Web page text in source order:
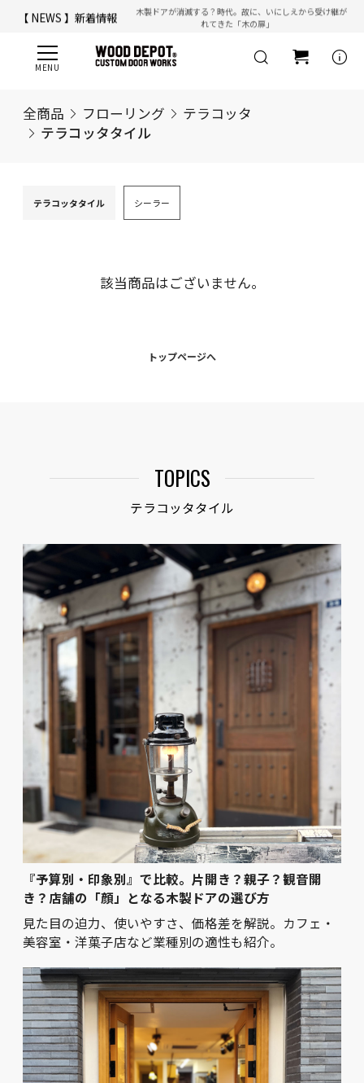
【 NEWS 】新着情報
木製ドアが消滅する？時代。故に、いにしえから受け継が
れてきた「木の扉」
【 ☎ 】コールセンター「安心お電話サポート」： 077-537-3901info
全商品 フローリング
テラコッタ
テラコッタタイル
テラコッタタイル シーラー
該当商品はございません。
トップページへ
TOPICS
テラコッタタイル
『予算別・印象別』で比較。片開き？親子？観音開
き？店舗の「顔」となる木製ドアの選び方
見た目の迫力、使いやすさ、価格差を解説。カフェ・
美容室・洋菓子店など業種別の適性も紹介。